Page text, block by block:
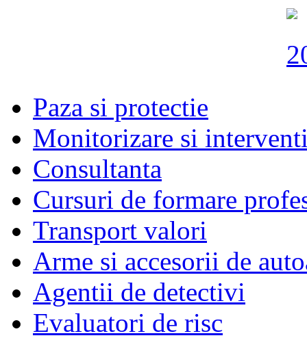
Paza si protectie
Monitorizare si
Consultanta
Cursuri de formare
Transport valori
Arme si accesorii de
Agentii de detectivi
Evaluatori de risc